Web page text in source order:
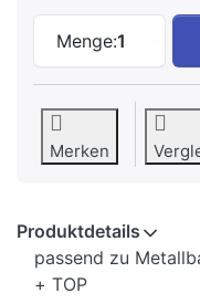
Menge:1
Merken
Produktdetails
passend zu
+ TOP